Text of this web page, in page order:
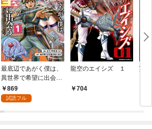
最底辺であがく僕は、
異世界で希望に出会う
～自分だけゲームのよ
うな異世界に行けるよ
ルを上げてみんなを見
869
試読フル
龍空のエイシズ １
704
冥